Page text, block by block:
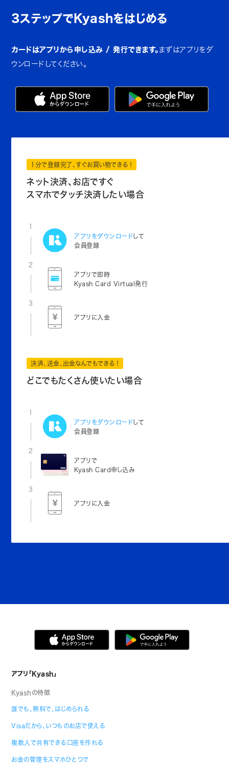
3ステップでKyashをはじめる
カードはアプリから申し込み / 発行できます。 まずはアプリをダ
ウンロードしてください。
1分で登録完了、すぐお買い物できる！
ネット決済、お店ですぐ
スマホでタッチ決済したい場合
1
アプリをダウンロードして
会員登録
2
アプリで即時
Kyash Card Virtual発行
3
アプリに入金
決済、送金、出金なんでもできる！
どこでもたくさん使いたい場合
1
アプリをダウンロードして
会員登録
2
アプリで
Kyash Card申し込み
3
アプリに入金
アプリ「Kyash」
Kyashの特徴
誰でも、無料で、はじめられる
Visaだから、いつものお店で使える
複数人で共有できる口座を作れる
お金の管理をスマホひとつで